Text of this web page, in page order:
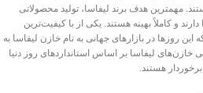
مهمترین هدف برند لیفاسا، تولید محصولاتی
و کاملاً بهینه هستند. یکی از با کیفیت‌ترین
روزها در بازارهای جهانی به نام خازن لیفاسا به
لیفاسا بر اساس استانداردهای روز دنیا
برخوردار هستند.